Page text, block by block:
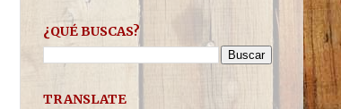
¿QUÉ BUSCAS?
TRANSLATE